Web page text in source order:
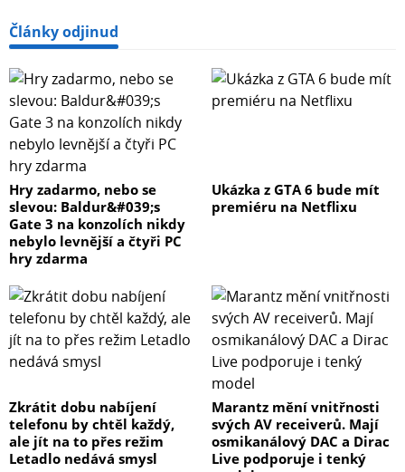
Články odjinud
Hry zadarmo, nebo se
slevou: Baldur&#039;s
Gate 3 na konzolích nikdy
nebylo levnější a čtyři PC
hry zdarma
Ukázka z GTA 6 bude mít
premiéru na Netflixu
Zkrátit dobu nabíjení
telefonu by chtěl každý,
ale jít na to přes režim
Letadlo nedává smysl
Marantz mění vnitřnosti
svých AV receiverů. Mají
osmikanálový DAC a Dirac
Live podporuje i tenký